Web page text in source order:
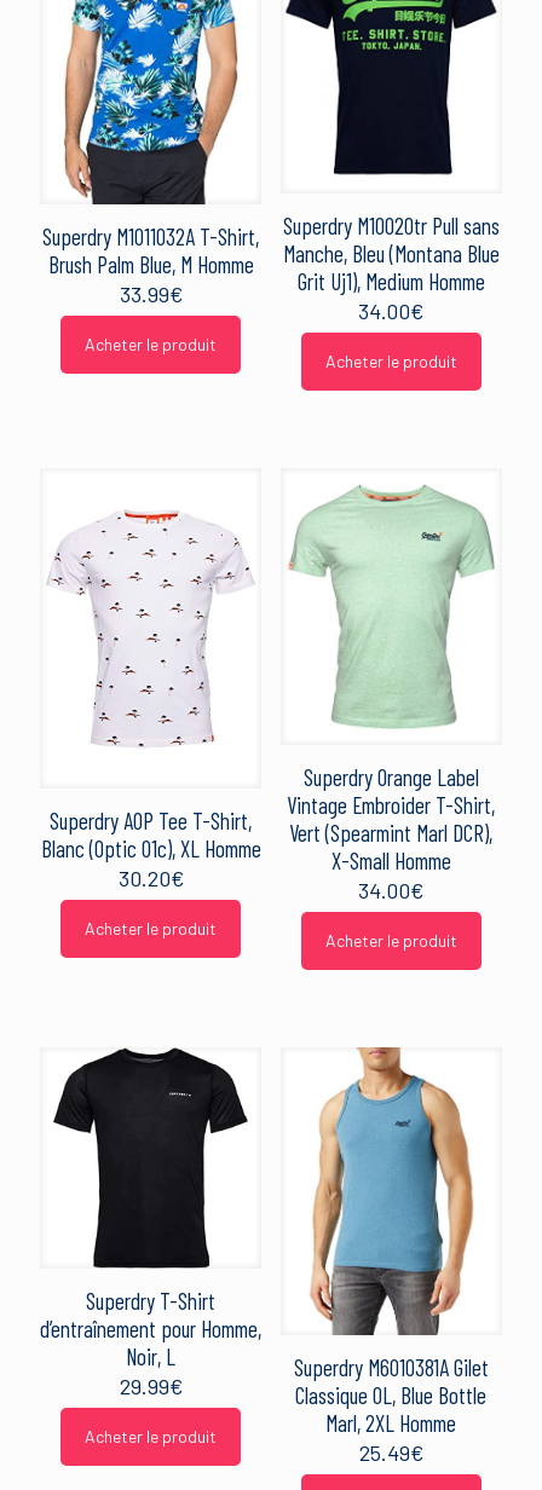
Superdry M1011032A T-Shirt,
Brush Palm Blue, M Homme
33.99€
Acheter le produit
Superdry M10020tr Pull sans
Manche, Bleu (Montana Blue
Grit Uj1), Medium Homme
34.00€
Acheter le produit
Superdry AOP Tee T-Shirt,
Blanc (Optic 01c), XL Homme
30.20€
Acheter le produit
Superdry Orange Label
Vintage Embroider T-Shirt,
Vert (Spearmint Marl DCR),
X-Small Homme
34.00€
Acheter le produit
Superdry T-Shirt
d’entraînement pour Homme,
Noir, L
29.99€
Acheter le produit
Superdry M6010381A Gilet
Classique OL, Blue Bottle
Marl, 2XL Homme
25.49€